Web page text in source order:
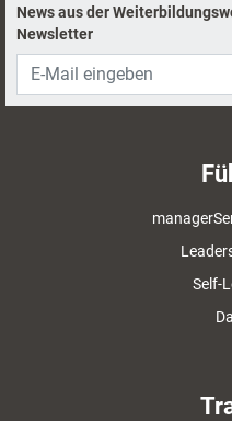
News aus der
Newsletter
Self-